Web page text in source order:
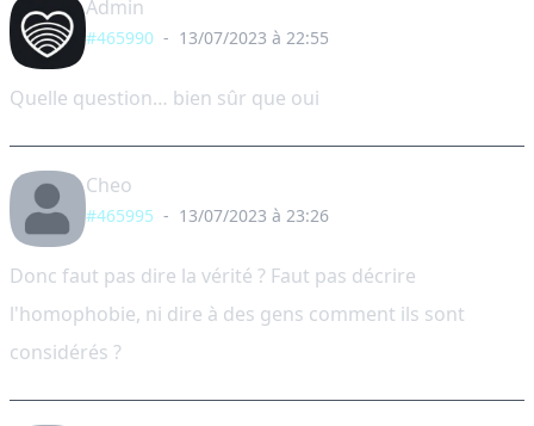
Admin
#465990 - 13/07/2023 à 22:55
Quelle question… bien sûr que oui
Cheo
#465995 - 13/07/2023 à 23:26
Donc faut pas dire la vérité ? Faut pas décrire
l'homophobie, ni dire à des gens comment ils sont
considérés ?